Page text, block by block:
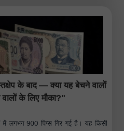
के बाद — क्या यह बेचने वालों
के लिए मौका?"
में लगभग 900 पिप्स गिर गई है। यह किसी